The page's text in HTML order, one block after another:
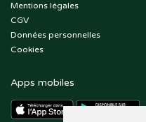
Mentions légales
CGV
Données personnelles
Cookies
Apps mobiles